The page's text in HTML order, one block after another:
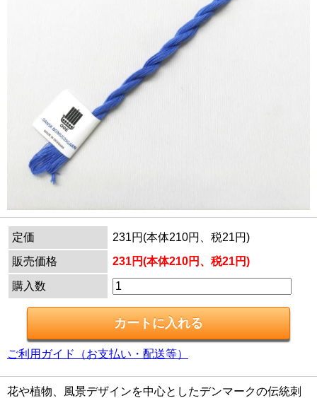
定価
231円(本体210円、税21円)
販売価格
231円(本体210円、税21円)
購入数
ご利用ガイド（お支払い・配送等）
花や植物、風景デザインを中心としたデンマークの伝統刺